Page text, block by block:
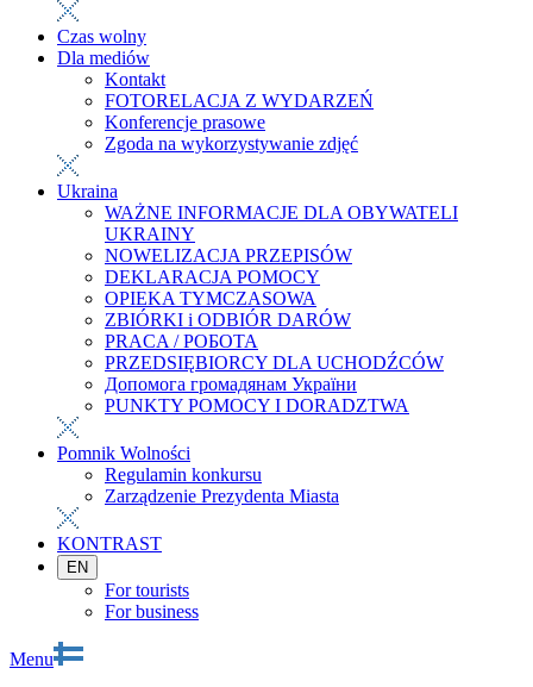
Czas wolny
Dla mediów
Kontakt
FOTORELACJA Z WYDARZEŃ
Konferencje prasowe
Zgoda na wykorzystywanie zdjęć
Ukraina
WAŻNE INFORMACJE DLA OBYWATELI
UKRAINY
NOWELIZACJA PRZEPISÓW
DEKLARACJA POMOCY
OPIEKA TYMCZASOWA
ZBIÓRKI i ODBIÓR DARÓW
PRACA / РОБОТА
PRZEDSIĘBIORCY DLA UCHODŹCÓW
Допомога громадянам України
PUNKTY POMOCY I DORADZTWA
Pomnik Wolności
Regulamin konkursu
Zarządzenie Prezydenta Miasta
KONTRAST
EN
For tourists
For business
Menu